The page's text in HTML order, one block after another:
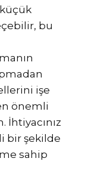
bu
işe
önemli
bir şekilde
sahip